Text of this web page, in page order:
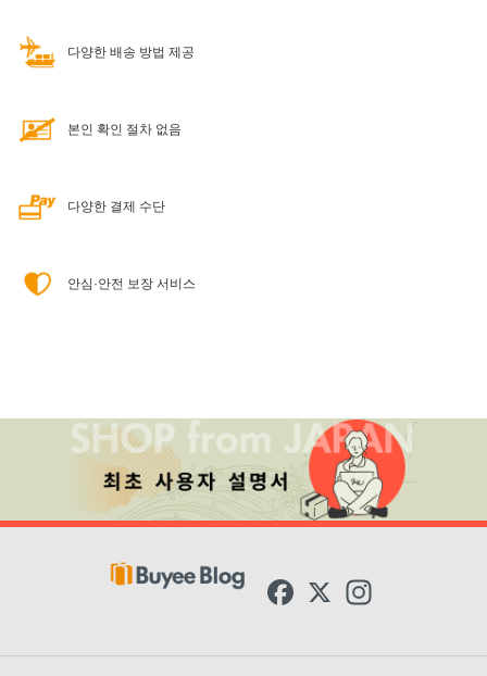
다양한 배송 방법 제공
본인 확인 절차 없음
다양한 결제 수단
안심·안전 보장 서비스
b
X
a